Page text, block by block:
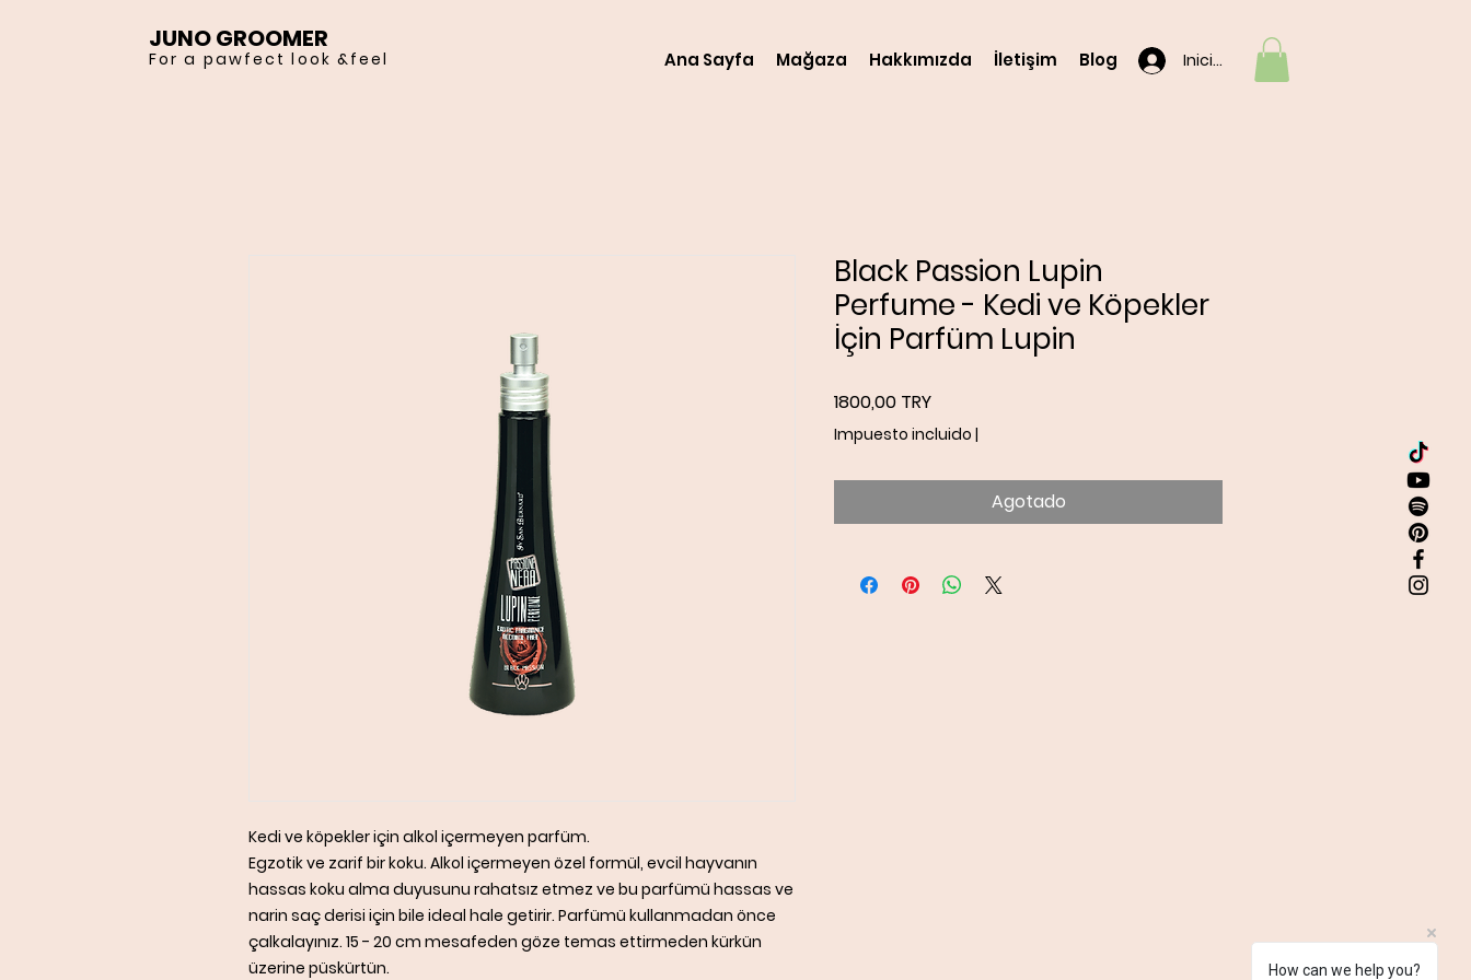
JUNO GROOMER
For a pawfect look &feel Iniciar sesión
Ana Sayfa Mağaza Hakkımızda İletişim Blog
Kedi ve köpekler için alkol içermeyen parfüm.
Egzotik ve zarif bir koku. Alkol içermeyen özel formül, evcil hayvanın
hassas koku alma duyusunu rahatsız etmez ve bu parfümü hassas ve
narin saç derisi için bile ideal hale getirir. Parfümü kullanmadan önce
çalkalayınız. 15 - 20 cm mesafeden göze temas ettirmeden kürkün
üzerine püskürtün.
Black Passion Lupin
Perfume - Kedi ve Köpekler
İçin Parfüm Lupin
1800,00 TRYPrecio
Impuesto incluido |
Agotado
How can we help you?